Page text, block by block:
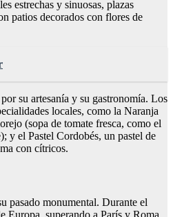
estrechas y sinuosas, plazas
patios decorados con flores de
su artesanía y su gastronomía. Los
locales, como la Naranja
(sopa de tomate fresca, como el
y el Pastel Cordobés, un pastel de
con cítricos.
pasado monumental. Durante el
Europa, superando a París y Roma